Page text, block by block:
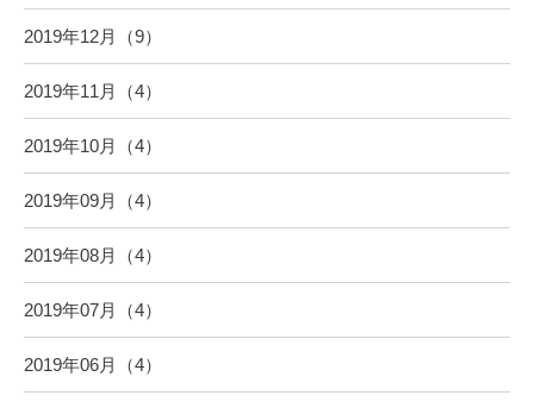
2019年12月（9）
2019年11月（4）
2019年10月（4）
2019年09月（4）
2019年08月（4）
2019年07月（4）
2019年06月（4）